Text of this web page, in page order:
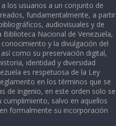
los usuarios a un conjunto de
fundamentalmente, a partir
audiovisuales y de
Nacional de Venezuela,
y la divulgación del
como su preservación digital,
identidad y diversidad
es respetuosa de la Ley
en los términos que se
de ingenio, en este orden solo se
salvo en aquellos
formalmente su incorporación